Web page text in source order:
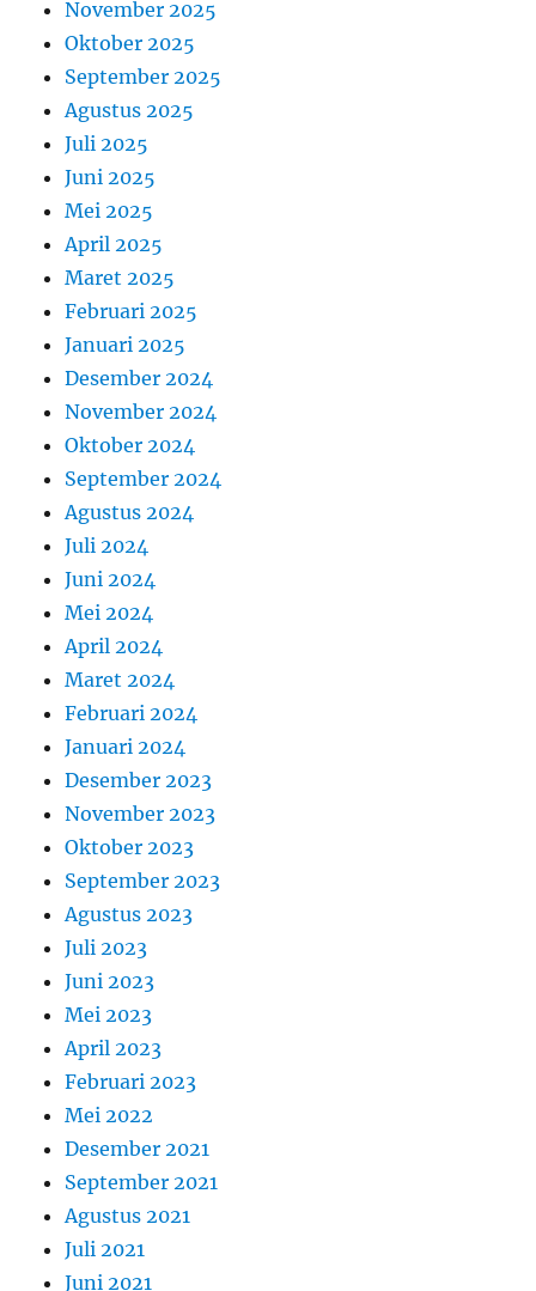
November 2025
Oktober 2025
September 2025
Agustus 2025
Juli 2025
Juni 2025
Mei 2025
April 2025
Maret 2025
Februari 2025
Januari 2025
Desember 2024
November 2024
Oktober 2024
September 2024
Agustus 2024
Juli 2024
Juni 2024
Mei 2024
April 2024
Maret 2024
Februari 2024
Januari 2024
Desember 2023
November 2023
Oktober 2023
September 2023
Agustus 2023
Juli 2023
Juni 2023
Mei 2023
April 2023
Februari 2023
Mei 2022
Desember 2021
September 2021
Agustus 2021
Juli 2021
Juni 2021